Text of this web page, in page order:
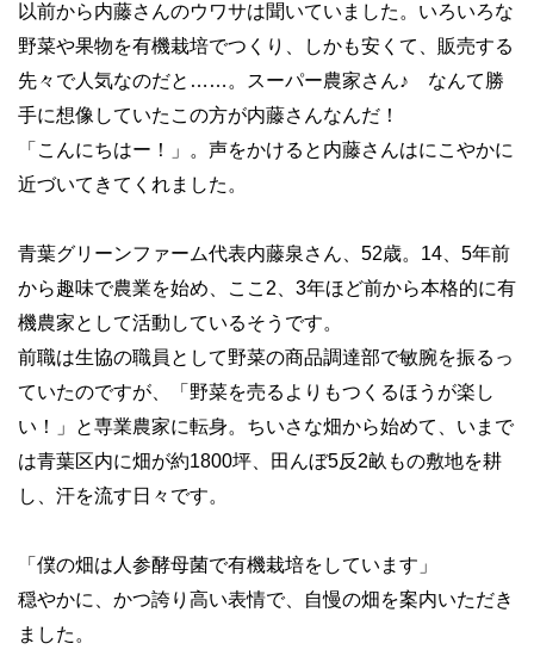
以前から内藤さんのウワサは聞いていました。いろいろな
野菜や果物を有機栽培でつくり、しかも安くて、販売する
先々で人気なのだと……。スーパー農家さん♪ なんて勝
手に想像していたこの方が内藤さんなんだ！
「こんにちはー！」。声をかけると内藤さんはにこやかに
近づいてきてくれました。
青葉グリーンファーム代表内藤泉さん、52歳。14、5年前
から趣味で農業を始め、ここ2、3年ほど前から本格的に有
機農家として活動しているそうです。
前職は生協の職員として野菜の商品調達部で敏腕を振るっ
ていたのですが、「野菜を売るよりもつくるほうが楽し
い！」と専業農家に転身。ちいさな畑から始めて、いまで
は青葉区内に畑が約1800坪、田んぼ5反2畝もの敷地を耕
し、汗を流す日々です。
「僕の畑は人参酵母菌で有機栽培をしています」
穏やかに、かつ誇り高い表情で、自慢の畑を案内いただき
ました。